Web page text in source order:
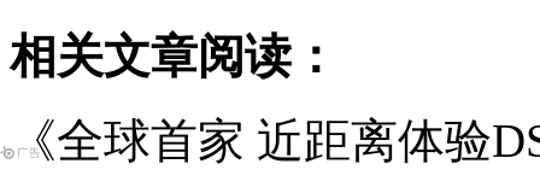
相关文章阅读：
《全球首家 近距离体验